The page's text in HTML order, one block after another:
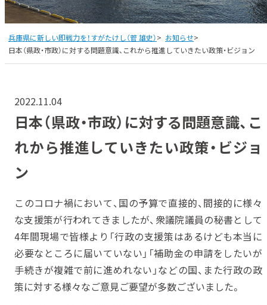
兵庫県に新しい即戦力を！すがたけし（菅 雄史）> お知らせ>
日本（県政・市政）に対する問題意識、これから推進していきたい政策・ビジョン
2022.11.04
日本（県政・市政）に対する問題意識、こ
れから推進していきたい政策・ビジョ
ン
このコロナ禍において、国の予算で直接的、間接的に様々
な支援策が行われてきましたが、衆議院議員の秘書として
4年間現場で皆様より「行政の支援策はあるけども本当に
必要なところに届いていない」「補助金の申請をしたいが
手続きが複雑で前に進めれない」などの国、また行政の政
策に対する様々なご意見ご要望が多数ございました。